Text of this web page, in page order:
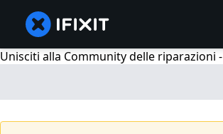
Unisciti alla Community delle riparazioni -